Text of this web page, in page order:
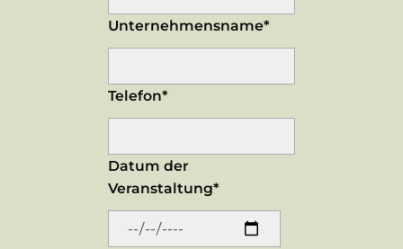
Unternehmensname*
Telefon*
Datum der
Veranstaltung*